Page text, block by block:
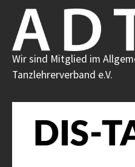
Wir sind Mitglied im
Tanzlehrerverband e.V.